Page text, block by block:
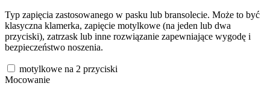
Typ zapięcia zastosowanego w pasku lub bransolecie. Może to być
klasyczna klamerka, zapięcie motylkowe (na jeden lub dwa
przyciski), zatrzask lub inne rozwiązanie zapewniające wygodę i
bezpieczeństwo noszenia.
motylkowe na 2 przyciski
Mocowanie